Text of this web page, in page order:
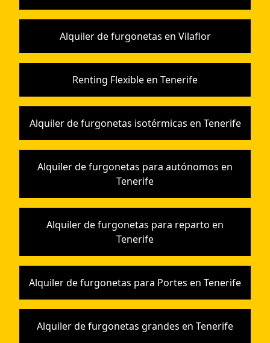
Alquiler de furgonetas en Vilaflor
Renting Flexible en Tenerife
Alquiler de furgonetas isotérmicas en Tenerife
Alquiler de furgonetas para autónomos en
Tenerife
Alquiler de furgonetas para reparto en
Tenerife
Alquiler de furgonetas para Portes en Tenerife
Alquiler de furgonetas grandes en Tenerife